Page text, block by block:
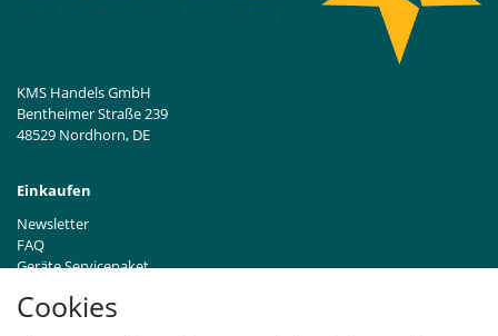
Cookies
KMS Handels GmbH
Bentheimer Straße 239
48529 Nordhorn, DE
Einkaufen
Newsletter
FAQ
Geräte Servicepaket
Händleranfragen B2B